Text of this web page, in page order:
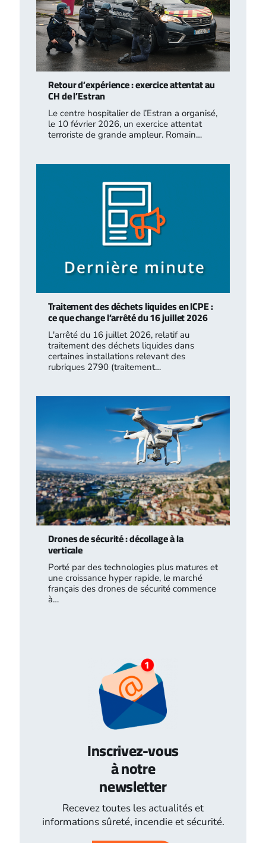
Retour d’expérience : exercice attentat au
CH de l’Estran
Le centre hospitalier de l’Estran a organisé,
le 10 février 2026, un exercice attentat
terroriste de grande ampleur. Romain…
Traitement des déchets liquides en ICPE :
ce que change l’arrêté du 16 juillet 2026
L'arrêté du 16 juillet 2026, relatif au
traitement des déchets liquides dans
certaines installations relevant des
rubriques 2790 (traitement…
Drones de sécurité : décollage à la
verticale
Porté par des technologies plus matures et
une croissance hyper rapide, le marché
français des drones de sécurité commence
à…
Inscrivez-vous
à notre
newsletter
Recevez toutes les actualités et
informations sûreté, incendie et sécurité.